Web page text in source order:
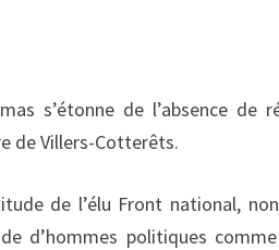
s’étonne de l’absence de
de Villers-Cotterêts.
de l’élu Front national,
d’hommes politiques